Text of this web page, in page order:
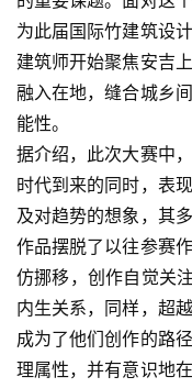
为此届国际竹建筑设
建筑师开始聚焦安吉
融入在地，缝合城乡
能性。
据介绍，此次大赛中
时代到来的同时，表
及对趋势的想象，其
作品摆脱了以往参赛
仿挪移，创作自觉关
内生关系，同样，超
成为了他们创作的路
理属性，并有意识地